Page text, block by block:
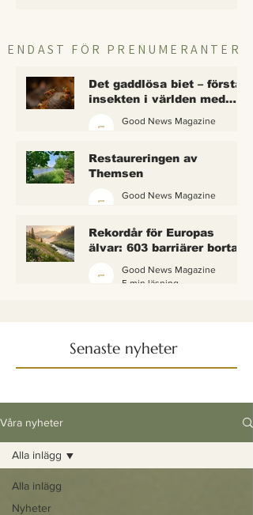
ENDAST FÖR PRENUMERANTER
Det gaddlösa biet – första
insekten i världen med
Good News Magazine
Restaureringen av
Themsen
Good News Magazine
Rekordår för Europas
älvar: 603 barriärer borta
igen
Good News Magazine
5 min läsning
Senaste nyheter
Våra nyheter
Alla inlägg
Nyheter
Alla inlägg